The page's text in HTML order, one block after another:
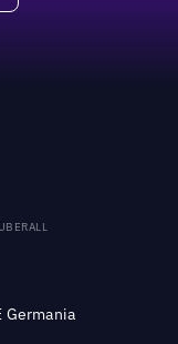
Germania